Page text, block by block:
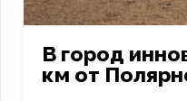
В город
км от